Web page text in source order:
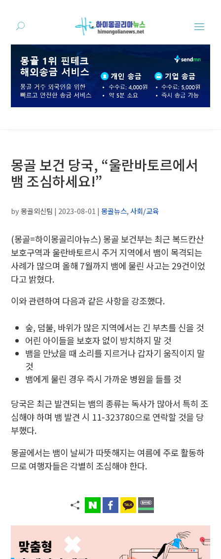
몽골 보건 당국, “울란바토르에서
뱀 조심하세요!”
by몽골외신팀 | 2023-08-01 |몽골뉴스,사회/교육
(몽골=하이몽골리아뉴스) 몽골 보건부는 최근 복드칸산
보호구역과 울란바토르시 주거 지역에서 뱀이 목격되는
사례가 많으며 올해 7월까지 뱀에 물린 사고는 29건이었
다고 밝혔다.
이와 관련하여 다음과 같은 사항을 강조했다.
숲, 덤불, 바위가 많은 지역에서는 긴 부츠를 신을 것
어린 아이들을 보호자 없이 방치하지 말 것
뱀을 만났을 때 소리를 지르거나 갑자기 움직이지 말
것
뱀에게 물린 경우 즉시 가까운 병원을 들를 것
당국은 최근 발견되는 뱀의 종류는 독사가 많아서 특히 조
심해야 하며 뱀 발견 시 11-323780으로 연락할 것을 당
부했다.
몽골에서는 뱀이 날씨가 따뜻해지는 여름에 주로 활동하
므로 여행자들은 각별히 조심해야 한다.